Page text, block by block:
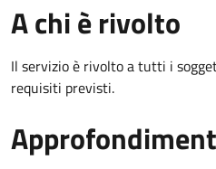
A chi è rivolto
Il servizio è rivolto a tutti i
requisiti previsti.